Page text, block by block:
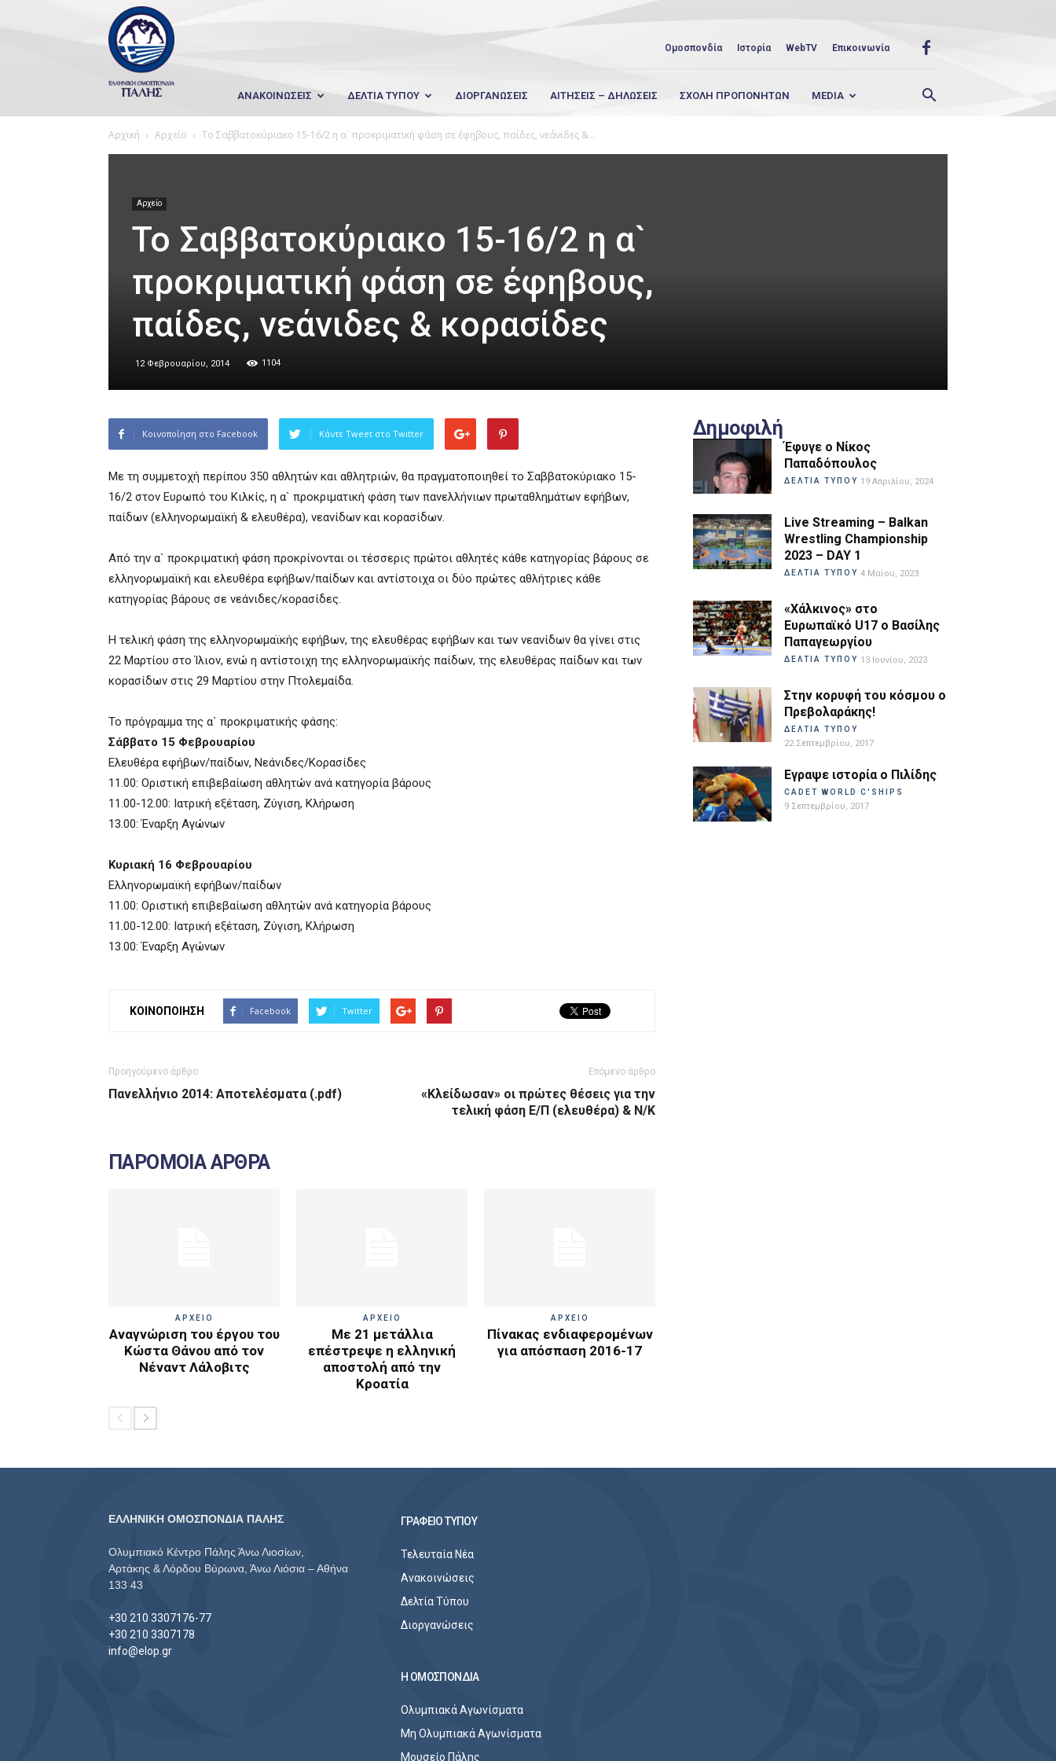
Wrestling
Hellas
Ομοσπονδία Ιστορία WebTV Επικοινωνία
ΑΝΑΚΟΙΝΩΣΕΙΣ ΔΕΛΤΙΑ ΤΥΠΟΥ ΔΙΟΡΓΑΝΩΣΕΙΣ ΑΙΤΗΣΕΙΣ – ΔΗΛΩΣΕΙΣ ΣΧΟΛΗ ΠΡΟΠΟΝΗΤΩΝ MEDIA
Αρχική Αρχείο Το Σαββατοκύριακο 15-16/2 η α` προκριματική φάση σε έφηβους, παίδες, νεάνιδες &...
Αρχείο
Το Σαββατοκύριακο 15-16/2 η α`
προκριματική φάση σε έφηβους,
παίδες, νεάνιδες & κορασίδες
12 Φεβρουαρίου, 2014 1104
Κοινοποίηση στο Facebook Κάντε Tweet στο Twitter
Με τη συμμετοχή περίπου 350 αθλητών και αθλητριών, θα πραγματοποιηθεί το Σαββατοκύριακο 15-
16/2 στον Ευρωπό του Κιλκίς, η α` προκριματική φάση των πανελλήνιων πρωταθλημάτων εφήβων,
παίδων (ελληνορωμαϊκή & ελευθέρα), νεανίδων και κορασίδων.
Από την α` προκριματική φάση προκρίνονται οι τέσσερις πρώτοι αθλητές κάθε κατηγορίας βάρους σε
ελληνορωμαϊκή και ελευθέρα εφήβων/παίδων και αντίστοιχα οι δύο πρώτες αθλήτριες κάθε
κατηγορίας βάρους σε νεάνιδες/κορασίδες.
Η τελική φάση της ελληνορωμαϊκής εφήβων, της ελευθέρας εφήβων και των νεανίδων θα γίνει στις
22 Μαρτίου στο Ίλιον, ενώ η αντίστοιχη της ελληνορωμαϊκής παίδων, της ελευθέρας παίδων και των
κορασίδων στις 29 Μαρτίου στην Πτολεμαίδα.
Το πρόγραμμα της α` προκριματικής φάσης:
Σάββατο 15 Φεβρουαρίου
Ελευθέρα εφήβων/παίδων, Νεάνιδες/Κορασίδες
11.00: Οριστική επιβεβαίωση αθλητών ανά κατηγορία βάρους
11.00-12.00: Ιατρική εξέταση, Ζύγιση, Κλήρωση
13.00: Έναρξη Αγώνων
Kυριακή 16 Φεβρουαρίου
Ελληνορωμαϊκή εφήβων/παίδων
11.00: Οριστική επιβεβαίωση αθλητών ανά κατηγορία βάρους
11.00-12.00: Ιατρική εξέταση, Ζύγιση, Κλήρωση
13.00: Έναρξη Αγώνων
ΚΟΙΝΟΠΟΙΗΣΗ Facebook Twitter
Προηγούμενο άρθρο
Πανελλήνιο 2014: Αποτελέσματα (.pdf)
Επόμενο άρθρο
«Κλείδωσαν» οι πρώτες θέσεις για την
τελική φάση Ε/Π (ελευθέρα) & Ν/Κ
ΠΑΡΟΜΟΙΑ ΑΡΘΡΑ
ΑΡΧΕΙΟ
Αναγνώριση του έργου του
Κώστα Θάνου από τον
Νέναντ Λάλοβιτς
ΑΡΧΕΙΟ
Με 21 μετάλλια
επέστρεψε η ελληνική
αποστολή από την
Κροατία
ΑΡΧΕΙΟ
Πίνακας ενδιαφερομένων
για απόσπαση 2016-17
Δημοφιλή
Έφυγε ο Νίκος
Παπαδόπουλος
ΔΕΛΤΙΑ ΤΥΠΟΥ 19 Απριλίου, 2024
Live Streaming – Balkan
Wrestling Championship
2023 – DAY 1
ΔΕΛΤΙΑ ΤΥΠΟΥ 4 Μαΐου, 2023
«Χάλκινος» στο
Ευρωπαϊκό U17 ο Βασίλης
Παπαγεωργίου
ΔΕΛΤΙΑ ΤΥΠΟΥ 13 Ιουνίου, 2023
Στην κορυφή του κόσμου ο
Πρεβολαράκης!
ΔΕΛΤΙΑ ΤΥΠΟΥ
22 Σεπτεμβρίου, 2017
Εγραψε ιστορία ο Πιλίδης
CADET WORLD C'SHIPS
9 Σεπτεμβρίου, 2017
ΕΛΛΗΝΙΚΗ ΟΜΟΣΠΟΝΔΙΑ ΠΑΛΗΣ
Ολυμπιακό Κέντρο Πάλης Άνω Λιοσίων,
Αρτάκης & Λόρδου Βύρωνα, Άνω Λιόσια – Αθήνα
133 43
+30 210 3307176-77
+30 210 3307178
info@elop.gr
ΓΡΑΦΕΙΟ ΤΥΠΟΥ
Τελευταία Νέα
Ανακοινώσεις
Δελτία Τύπου
Διοργανώσεις
Η ΟΜΟΣΠΟΝΔΙΑ
Ολυμπιακά Αγωνίσματα
Μη Ολυμπιακά Αγωνίσματα
Μουσείο Πάλης